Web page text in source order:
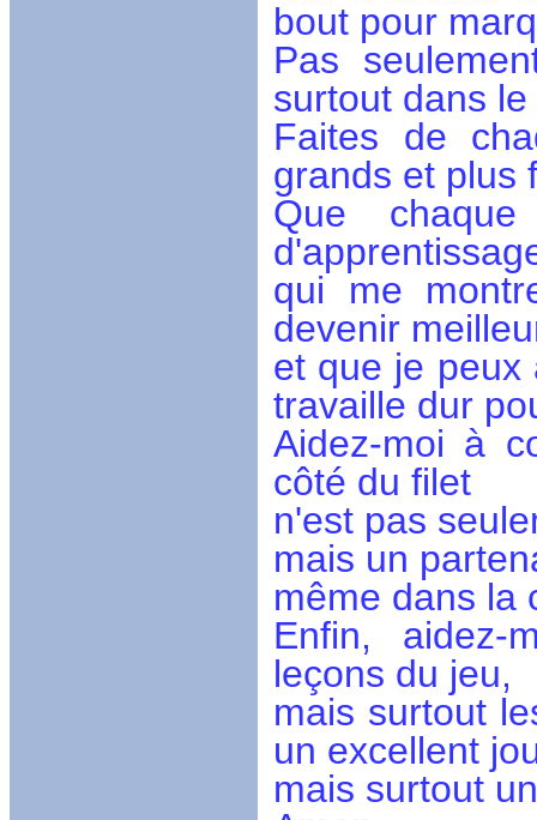
bout pour
Pas
surtout dans
Faites de
grands et plus
Que
qui me
devenir
et que je peux
travaille dur
Aidez-moi à
côté du filet
n'est pas
mais un
même dans la
Enfin, aidez-
leçons du jeu,
mais surtout
un excellent
mais surtout